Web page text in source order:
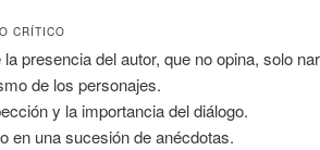
CRÍTICO
presencia del autor, que no opina, solo
de los personajes.
y la importancia del diálogo.
en una sucesión de anécdotas.